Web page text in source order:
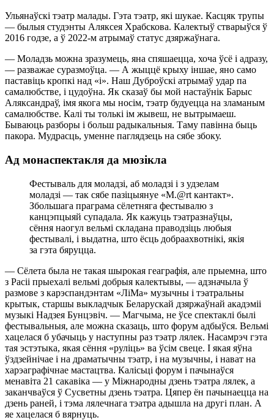
Ульянаўскі тэатр малады. Гэта тэатр, які шукае. Касцяк трупы
— былыя студэнты Аляксея Храбскова. Калектыў стварыўся ў
2016 годзе, а ў 2022-м атрымаў статус дзяржаўнага.
— Моладзь можна зразумець, яна спяшаецца, хоча ўсё і адразу,
— разважае суразмоўца. — А жыццё крыху іншае, яно само
паставіць кропкі над «і». Наш Дуброўскі атрымаў удар па
самалюбстве, і цудоўна. Як сказаў бы мой настаўнік Барыс
Аляксандраў, імя якога мы носім, тэатр будуецца на зламаным
самалюбстве. Калі ты толькі ім жывеш, не вытрымаеш.
Бываюць разборы і больш радыкальныя. Таму павінна быць
пакора. Мудрасць, уменне паглядзець на сябе збоку.
Ад монаспектакля да мюзікла
Фестываль для моладзі, аб моладзі і з удзелам
моладзі — так сябе пазіцыянуе «М.@rt кантакт».
Збольшага праграма сёлетняга фестывалю з
канцэпцыяй супадала. Як кажуць тэатразнаўцы,
сёння наогул вельмі складана праводзіць любыя
фестывалі, і выдатна, што ёсць добраахвотнікі, якія
за гэта бяруцца.
— Сёлета была не такая шырокая геаграфія, але прыемна, што
з Расіі прыехалі вельмі добрыя калектывы, — адзначыла ў
размове з карэспандэнтам «ЛіМа» музычны і тэатральны
крытык, старшы выкладчык Беларускай дзяржаўнай акадэміі
музыкі Надзея Бунцэвіч. — Магчыма, не ўсе спектаклі былі
фестывальныя, але можна сказаць, што форум адбыўся. Вельмі
хацелася б убачыць у наступны раз тэатр лялек. Насамрэч гэта
тая эстэтыка, якая сёння «руліць» ва ўсім свеце. І якая яўна
ўздзейнічае і на драматычны тэатр, і на музычны, і нават на
харэаграфічнае мастацтва. Калісьці форум і пачынаўся
менавіта 21 сакавіка — у Міжнародны дзень тэатра лялек, а
заканчваўся ў Сусветны дзень тэатра. Цяпер ён пачынаецца на
дзень раней, і тэма лялечнага тэатра адышла на другі план. А
яе хацелася б вярнуць.